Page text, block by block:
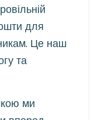
для
Це наш
та
ми